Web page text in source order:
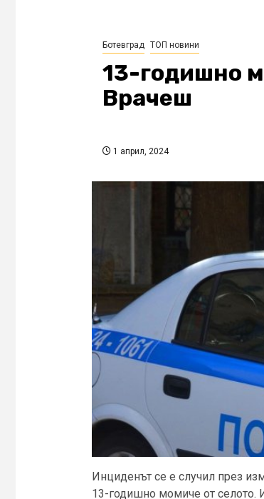
Ботевград ТОП новини
13-годишно
Врачеш
1 април, 2024
Инциденът се е случил през
13-годишно момиче от